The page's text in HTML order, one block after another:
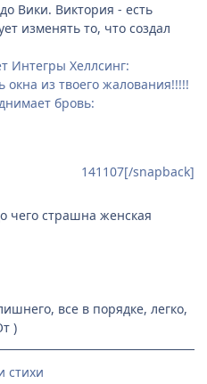
Вики. Виктория - есть
изменять то, что создал
Интегры Хеллсинг:
окна из твоего жалования!!!!!
бровь:
141107[/snapback]
чего страшна женская
все в порядке, легко,
)
стихи